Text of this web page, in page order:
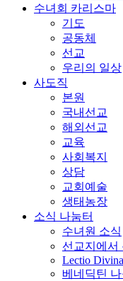
수녀회 카리스마
기도
공동체
선교
우리의 일상
사도직
본원
국내선교
해외선교
교육
사회복지
상담
교회예술
생태농장
소식 나눔터
수녀원 소식
선교지에서
Lectio Divina
베네딕틴 나